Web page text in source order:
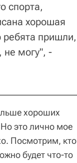
спорта,
хорошая
ребята пришли,
не могу", -
хороших
это лично мое
Посмотрим, кто
будет что-то